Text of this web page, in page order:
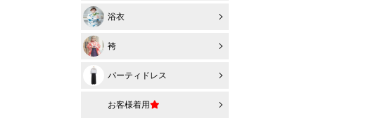
浴衣
袴
パーティドレス
お客様着用